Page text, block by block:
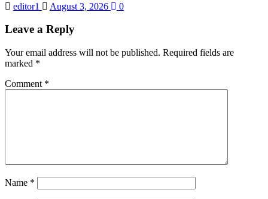
editor1 August 3, 2026 0
Leave a Reply
Your email address will not be published. Required fields are
marked *
Comment *
Name *